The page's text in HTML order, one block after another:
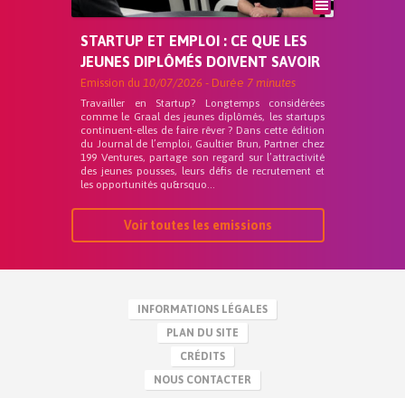
STARTUP ET EMPLOI : CE QUE LES
JEUNES DIPLÔMÉS DOIVENT SAVOIR
Emission du 10/07/2026 - Durée 7 minutes
Travailler en Startup? Longtemps considérées
comme le Graal des jeunes diplômés, les startups
continuent-elles de faire rêver ? Dans cette édition
du Journal de l’emploi, Gaultier Brun, Partner chez
199 Ventures, partage son regard sur l’attractivité
des jeunes pousses, leurs défis de recrutement et
les opportunités qu&rsquo...
Voir toutes les emissions
INFORMATIONS LÉGALES
PLAN DU SITE
CRÉDITS
NOUS CONTACTER